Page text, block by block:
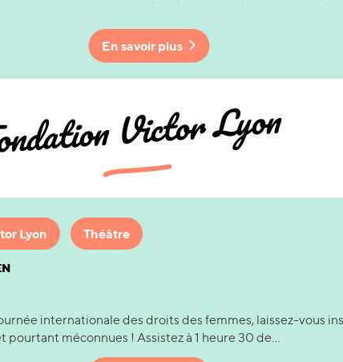
En savoir plus
Victor Lyon
Lyon Théâtre
internationale des droits des femmes, laissez-vous
pourtant méconnues ! Assistez à 1 heure 30 de...